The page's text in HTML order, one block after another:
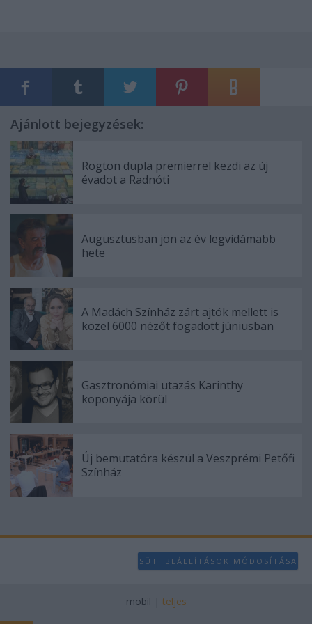
Ajánlott bejegyzések:
Rögtön dupla premierrel kezdi az új
évadot a Radnóti
Augusztusban jön az év legvidámabb
hete
A Madách Színház zárt ajtók mellett is
közel 6000 nézőt fogadott júniusban
Gasztronómiai utazás Karinthy
koponyája körül
Új bemutatóra készül a Veszprémi Petőfi
Színház
SÜTI BEÁLLÍTÁSOK MÓDOSÍTÁSA
mobil | teljes